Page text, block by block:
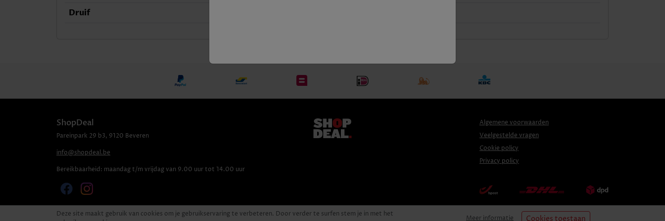
Druif
Deze site maakt gebruik van cookies om je gebruikservaring te verbeteren. Door verder te surfen stem je in met het
Meer informatie Cookies toestaan
ShopDeal
Pareinpark 29 b3, 9120 Beveren
info@shopdeal.be
Bereikbaarheid: maandag t/m vrijdag van 9.00 uur tot 14.00 uur
Algemene voorwaarden
Veelgestelde vragen
Cookie policy
Privacy policy